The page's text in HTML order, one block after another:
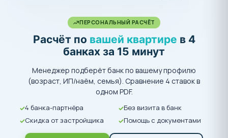
ПЕРСОНАЛЬНЫЙ РАСЧЁТ
Расчёт по вашей квартире в 4
банках за 15 минут
Менеджер подберёт банк по вашему профилю
(возраст, ИП/наём, семья). Сравнение 4 ставок в
одном PDF.
4 банка-партнёра
Без визита в банк
Скидка от застройщика
Помощь с документами